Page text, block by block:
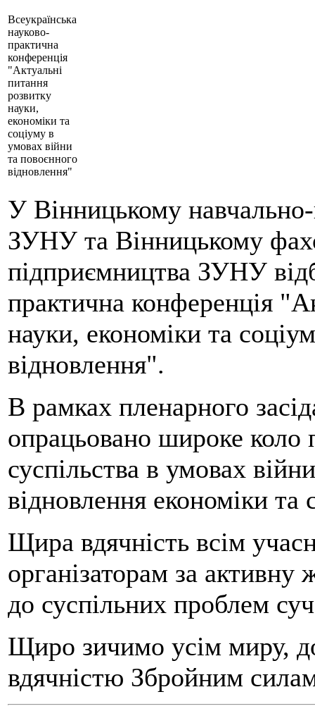
Всеукраїнська
науково-
практична
конференція
"Актуальні
питання
розвитку
науки,
економіки та
соціуму в
умовах війни
та повоєнного
відновлення"
У Вінницькому навчально-
ЗУНУ та Вінницькому
підприємництва ЗУНУ
практична конференція
науки, економіки та
відновлення".
В рамках пленарного
опрацьовано широке коло
суспільства в умовах
відновлення економіки та
Щира вдячність всім
організаторам за
до суспільних проблем
Щиро зичимо усім миру,
вдячністю Збройним